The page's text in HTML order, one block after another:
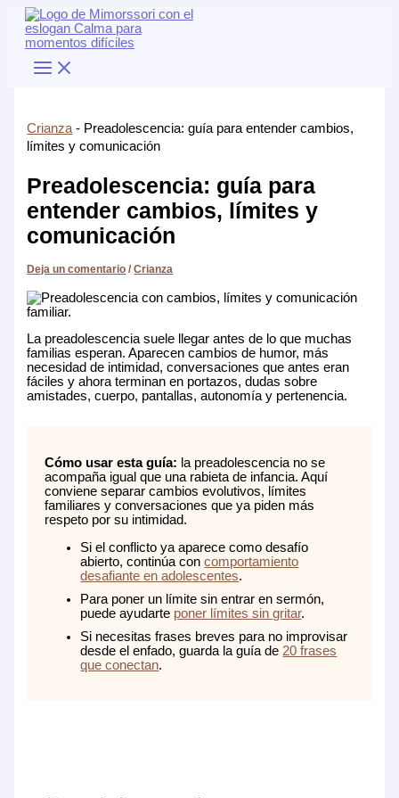
contenido
Crianza- Preadolescencia: guía para entender cambios,
límites y comunicación
Preadolescencia: guía para
entender cambios, límites y
comunicación
Deja un comentario /Crianza
La preadolescencia suele llegar antes de lo que muchas
familias esperan. Aparecen cambios de humor, más
necesidad de intimidad, conversaciones que antes eran
fáciles y ahora terminan en portazos, dudas sobre
amistades, cuerpo, pantallas, autonomía y pertenencia.
Cómo usar esta guía: la preadolescencia no se
acompaña igual que una rabieta de infancia. Aquí
conviene separar cambios evolutivos, límites
familiares y conversaciones que ya piden más
respeto por su intimidad.
Si el conflicto ya aparece como desafío
abierto, continúa concomportamiento
desafiante en adolescentes.
Para poner un límite sin entrar en sermón,
puede ayudarte poner límites sin gritar.
Si necesitas frases breves para no improvisar
desde el enfado, guarda la guía de 20 frases
que conectan.